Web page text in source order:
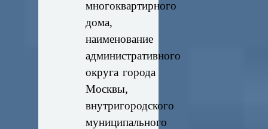
многоквартирного
дома,
наименование
административного
округа города
Москвы,
внутригородского
муниципального